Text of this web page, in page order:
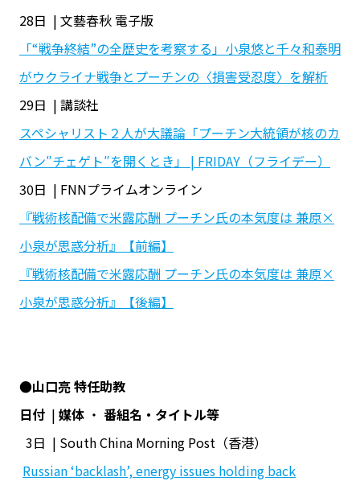
28日 | 文藝春秋 電子版
「“戦争終結”の全歴史を考察する」小泉悠と千々和泰明
がウクライナ戦争とプーチンの〈損害受忍度〉を解析
29日 | 講談社
スペシャリスト２人が大議論「プーチン大統領が核のカ
バン″チェゲト″を開くとき」 | FRIDAY（フライデー）
30日 | FNNプライムオンライン
『戦術核配備で米露応酬 プーチン氏の本気度は 兼原×
小泉が思惑分析』【前編】
『戦術核配備で米露応酬 プーチン氏の本気度は 兼原×
小泉が思惑分析』【後編】
●山口亮 特任助教
日付 | 媒体 ・ 番組名・タイトル等
3日 | South China Morning Post（香港）
Russian ‘backlash’, energy issues holding back